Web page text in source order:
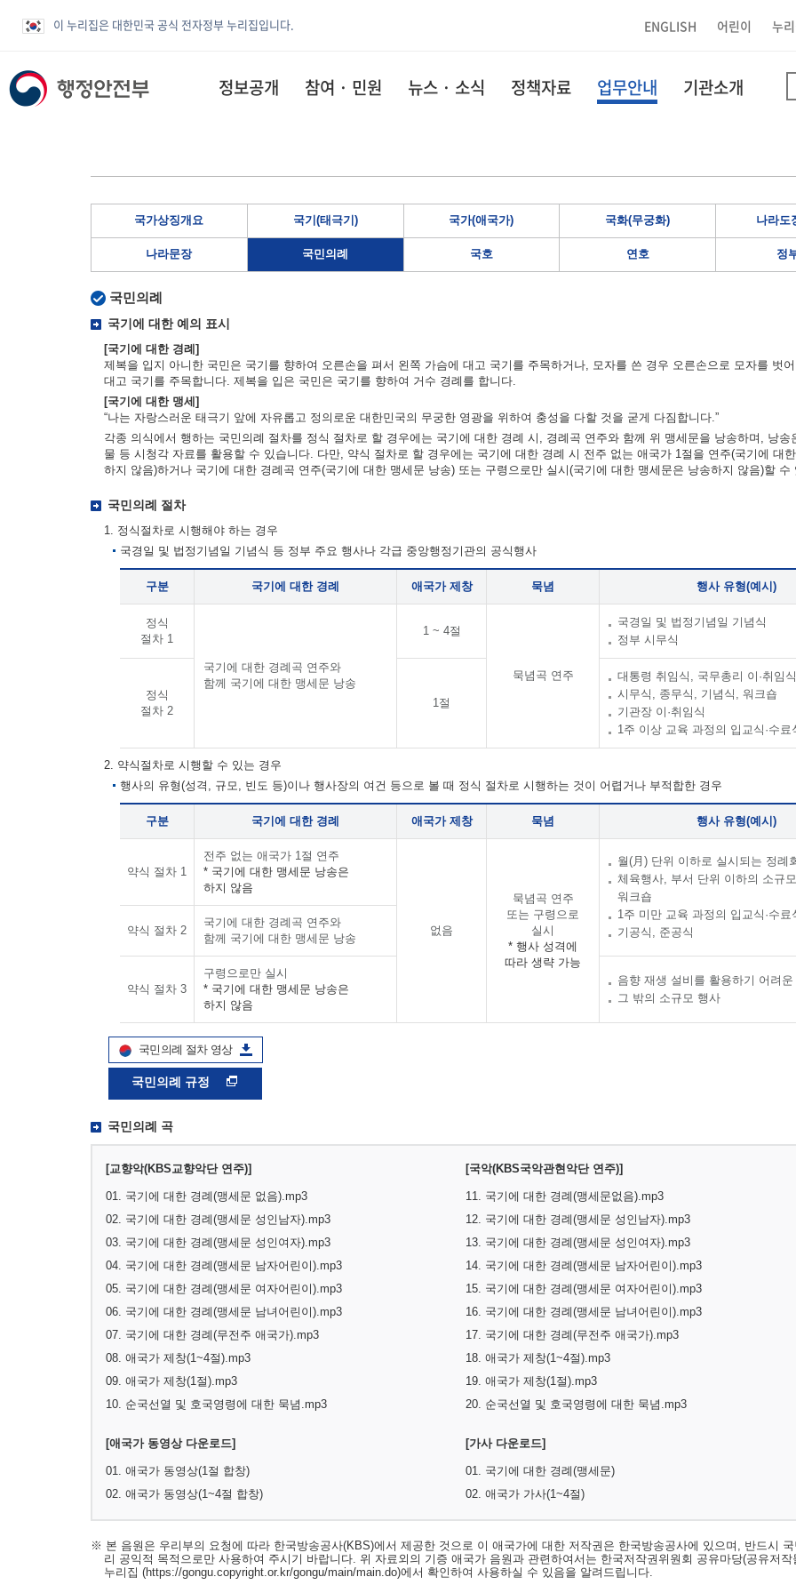
이 누리집은 대한민국 공식 전자정부 누리집입니다. ENGLISH 어린이 누
정보공개 참여 · 민원 뉴스 · 소식 정책자료 업무안내 기관소개
국가상징개요 국기(태극기) 국가(애국가) 국화(무궁화) 나라도
나라문장 국민의례 국호 연호 정
국민의례
국기에 대한 예의 표시
[국기에 대한 경례]
제복을 입지 아니한 국민은 국기를 향하여 오른손을 펴서 왼쪽 가슴에 대고 국기를 주목하거나, 모자를 쓴 경우 오른손으로 모자를 벗
대고 국기를 주목합니다. 제복을 입은 국민은 국기를 향하여 거수 경례를 합니다.
[국기에 대한 맹세]
“나는 자랑스러운 태극기 앞에 자유롭고 정의로운 대한민국의 무궁한 영광을 위하여 충성을 다할 것을 굳게 다짐합니다.”
각종 의식에서 행하는 국민의례 절차를 정식 절차로 할 경우에는 국기에 대한 경례 시, 경례곡 연주와 함께 위 맹세문을 낭송하며, 낭송
물 등 시청각 자료를 활용할 수 있습니다. 다만, 약식 절차로 할 경우에는 국기에 대한 경례 시 전주 없는 애국가 1절을 연주(국기에 대
하지 않음)하거나 국기에 대한 경례곡 연주(국기에 대한 맹세문 낭송) 또는 구령으로만 실시(국기에 대한 맹세문은 낭송하지 않음)할 수
국민의례 절차
1. 정식절차로 시행해야 하는 경우
국경일 및 법정기념일 기념식 등 정부 주요 행사나 각급 중앙행정기관의 공식행사
구분 국기에 대한 경례 애국가 제창 묵념 행사 유형(예시)
정식
절차 1
국기에 대한 경례곡 연주와
함께 국기에 대한 맹세문 낭송
1 ~ 4절
묵념곡 연주
국경일 및 법정기념일 기념식
정부 시무식
정식
절차 2
1절
대통령 취임식, 국무총리 이·취임식
시무식, 종무식, 기념식, 워크숍
기관장 이·취임식
1주 이상 교육 과정의 입교식·수료
2. 약식절차로 시행할 수 있는 경우
행사의 유형(성격, 규모, 빈도 등)이나 행사장의 여건 등으로 볼 때 정식 절차로 시행하는 것이 어렵거나 부적합한 경우
구분 국기에 대한 경례 애국가 제창 묵념 행사 유형(예시)
약식 절차 1
전주 없는 애국가 1절 연주
* 국기에 대한 맹세문 낭송은
하지 않음
없음
묵념곡 연주
또는 구령으로
실시
* 행사 성격에
따라 생략 가능
월(月) 단위 이하로 실시되는 정례
체육행사, 부서 단위 이하의 소규모
워크숍
1주 미만 교육 과정의 입교식·수료
기공식, 준공식
약식 절차 2
국기에 대한 경례곡 연주와
함께 국기에 대한 맹세문 낭송
약식 절차 3
구령으로만 실시
* 국기에 대한 맹세문 낭송은
하지 않음
음향 재생 설비를 활용하기 어려운
그 밖의 소규모 행사
국민의례 절차 영상
국민의례 규정
국민의례 곡
[교향악(KBS교향악단 연주)]
01. 국기에 대한 경례(맹세문 없음).mp3
02. 국기에 대한 경례(맹세문 성인남자).mp3
03. 국기에 대한 경례(맹세문 성인여자).mp3
04. 국기에 대한 경례(맹세문 남자어린이).mp3
05. 국기에 대한 경례(맹세문 여자어린이).mp3
06. 국기에 대한 경례(맹세문 남녀어린이).mp3
07. 국기에 대한 경례(무전주 애국가).mp3
08. 애국가 제창(1~4절).mp3
09. 애국가 제창(1절).mp3
10. 순국선열 및 호국영령에 대한 묵념.mp3
[국악(KBS국악관현악단 연주)]
11. 국기에 대한 경례(맹세문없음).mp3
12. 국기에 대한 경례(맹세문 성인남자).mp3
13. 국기에 대한 경례(맹세문 성인여자).mp3
14. 국기에 대한 경례(맹세문 남자어린이).mp3
15. 국기에 대한 경례(맹세문 여자어린이).mp3
16. 국기에 대한 경례(맹세문 남녀어린이).mp3
17. 국기에 대한 경례(무전주 애국가).mp3
18. 애국가 제창(1~4절).mp3
19. 애국가 제창(1절).mp3
20. 순국선열 및 호국영령에 대한 묵념.mp3
[애국가 동영상 다운로드]
01. 애국가 동영상(1절 합창)
02. 애국가 동영상(1~4절 합창)
[가사 다운로드]
01. 국기에 대한 경례(맹세문)
02. 애국가 가사(1~4절)
※ 본 음원은 우리부의 요청에 따라 한국방송공사(KBS)에서 제공한 것으로 이 애국가에 대한 저작권은 한국방송공사에 있으며, 반드시 국
리 공익적 목적으로만 사용하여 주시기 바랍니다. 위 자료외의 기증 애국가 음원과 관련하여서는 한국저작권위원회 공유마당(공유저작
누리집 (https://gongu.copyright.or.kr/gongu/main/main.do)에서 확인하여 사용하실 수 있음을 알려드립니다.